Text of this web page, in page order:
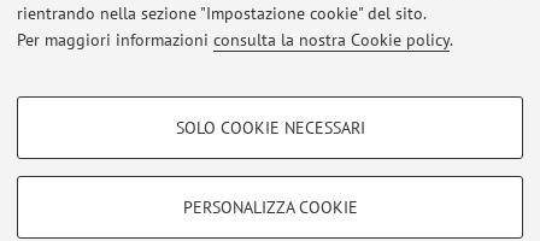
rientrando nella sezione "Impostazione cookie" del sito.
Per maggiori informazioni consulta la nostra Cookie policy.
COOKIE DI PROFILAZIONE - FACOLTATIVI
SOLO COOKIE NECESSARI
PERSONALIZZA COOKIE
Pubblicato il: 01 luglio 2025
Area riservata
Accedi tramiteloginper gestire tutti i contenuti del sito.